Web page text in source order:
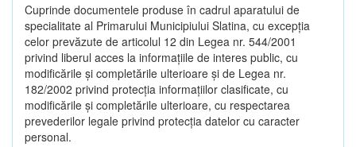
Cuprinde documentele produse în cadrul aparatului de
specialitate al Primarului Municipiului Slatina, cu excepția
celor prevăzute de articolul 12 din Legea nr. 544/2001
privind liberul acces la informațiile de interes public, cu
modificările și completările ulterioare și de Legea nr.
182/2002 privind protecția informațiilor clasificate, cu
modificările și completările ulterioare, cu respectarea
prevederilor legale privind protecția datelor cu caracter
personal.